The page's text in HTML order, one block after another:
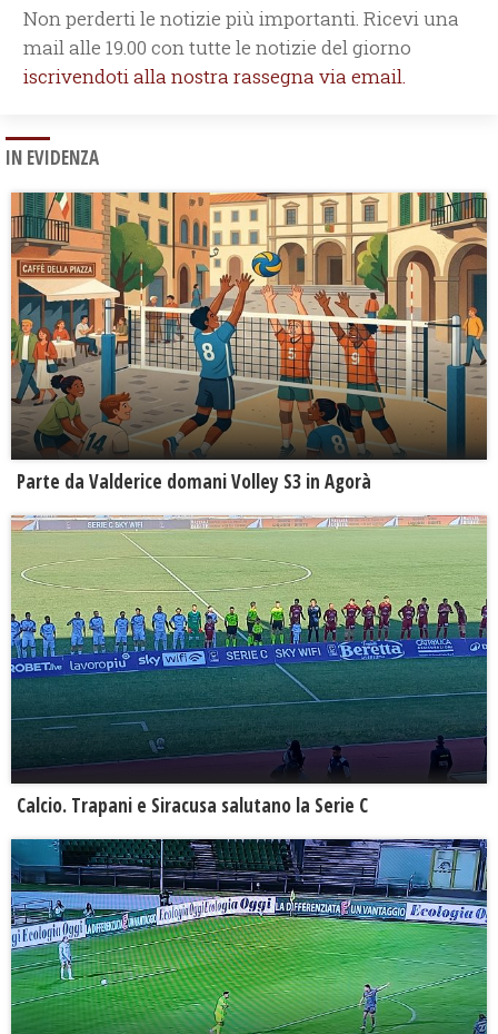
Non perderti le notizie più importanti. Ricevi una
mail alle 19.00 con tutte le notizie del giorno
iscrivendoti alla nostra rassegna via email.
IN EVIDENZA
Parte da Valderice domani Volley S3 in Agorà
Calcio. Trapani e Siracusa salutano la Serie C